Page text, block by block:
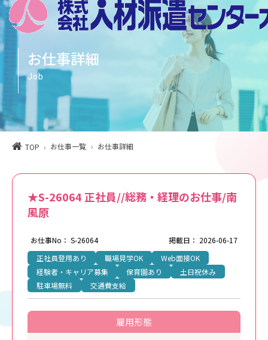
お仕事詳細
Job
TOP お仕事一覧 お仕事詳細
★S-26064 正社員//総務・経理のお仕事/南
風原
お仕事No： S-26064
掲載日： 2026-06-17
正社員登用あり
職場見学OK
Web面接OK
経験者・キャリア募集
保育園あり
土日祝休み
駐車場無料
交通費支給
雇用形態